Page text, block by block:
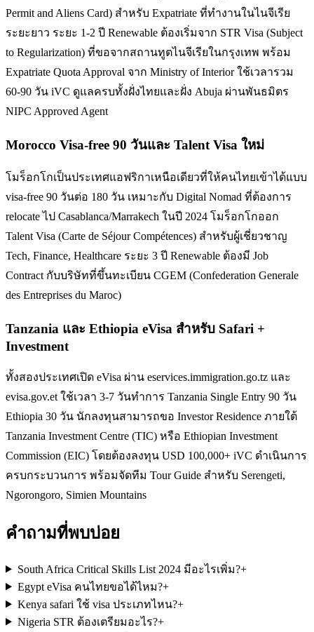
Permit and Aliens Card) สำหรับ Expatriate ที่ทำงานในไนจีเรีย
ระยะยาว ระยะ 1-2 ปี Renewable ต้องเริ่มจาก STR Visa (Subject
to Regularization) ที่ขอจากสถานทูตไนจีเรียในกรุงเทพ พร้อม
Expatriate Quota Approval จาก Ministry of Interior ใช้เวลารวม
60-90 วัน iVC ดูแลครบทั้งฝั่งไทยและฝั่ง Abuja ผ่านพันธมิตร
NIPC Approved Agent
Morocco Visa-free 90 วันและ Talent Visa ใหม่
โมร็อกโกเป็นประเทศแอฟริกาเหนือเดียวที่ให้คนไทยเข้าได้แบบ
visa-free 90 วันต่อ 180 วัน เหมาะกับ Digital Nomad ที่ต้องการ
relocate ไป Casablanca/Marrakech ในปี 2024 โมร็อกโกออก
Talent Visa (Carte de Séjour Compétences) สำหรับผู้เชี่ยวชาญ
Tech, Finance, Healthcare ระยะ 3 ปี Renewable ต้องมี Job
Contract กับบริษัทที่ขึ้นทะเบียน CGEM (Confederation Generale
des Entreprises du Maroc)
Tanzania และ Ethiopia eVisa สำหรับ Safari +
Investment
ทั้งสองประเทศเปิด eVisa ผ่าน eservices.immigration.go.tz และ
evisa.gov.et ใช้เวลา 3-7 วันทำการ Tanzania Single Entry 90 วัน
Ethiopia 30 วัน นักลงทุนสามารถขอ Investor Residence ภายใต้
Tanzania Investment Centre (TIC) หรือ Ethiopian Investment
Commission (EIC) โดยต้องลงทุน USD 100,000+ iVC ดำเนินการ
ครบกระบวนการ พร้อมจัดทีม Tour Guide สำหรับ Serengeti,
Ngorongoro, Simien Mountains
คำถามที่พบบ่อย
South Africa Critical Skills List 2024 มีอะไรเพิ่ม?+
Egypt eVisa คนไทยขอได้ไหม?+
Kenya safari ใช้ visa ประเภทไหน?+
Nigeria STR ต้องเตรียมอะไร?+